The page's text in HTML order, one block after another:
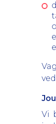
Vi